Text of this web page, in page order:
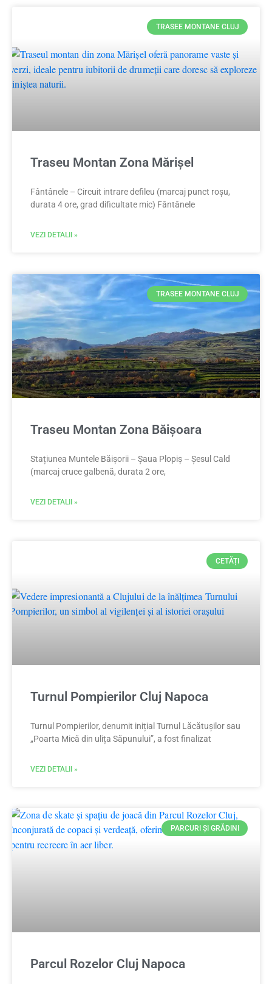
TRASEE MONTANE CLUJ
Traseu Montan Zona Mărișel
Fântânele – Circuit intrare defileu (marcaj punct roșu,
durata 4 ore, grad dificultate mic) Fântânele
VEZI DETALII »
TRASEE MONTANE CLUJ
Traseu Montan Zona Băișoara
Stațiunea Muntele Băișorii – Șaua Plopiș – Șesul Cald
(marcaj cruce galbenă, durata 2 ore,
VEZI DETALII »
CETĂȚI
Turnul Pompierilor Cluj Napoca
Turnul Pompierilor, denumit inițial Turnul Lăcătușilor sau
„Poarta Mică din ulița Săpunului”, a fost finalizat
VEZI DETALII »
PARCURI ȘI GRĂDINI
Parcul Rozelor Cluj Napoca